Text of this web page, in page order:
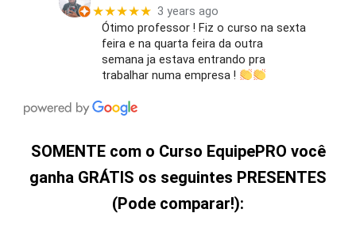
★★★★★ 3 years ago
Ótimo professor ! Fiz o curso na sexta
feira e na quarta feira da outra
semana ja estava entrando pra
trabalhar numa empresa !
SOMENTE com o Curso EquipePRO você
ganha GRÁTIS os seguintes PRESENTES
(Pode comparar!):